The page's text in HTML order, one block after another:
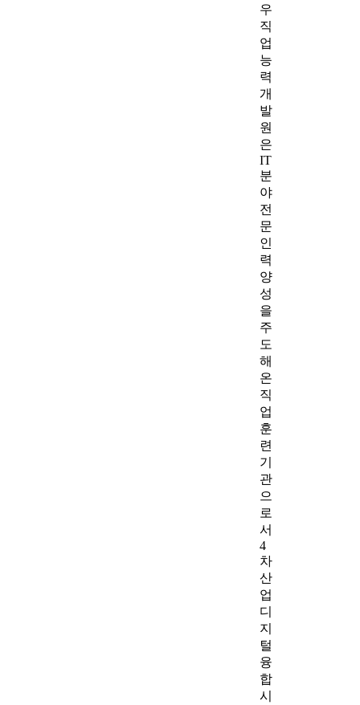
우
직
업
능
력
개
발
원
은
IT
분
야
전
문
인
력
양
성
을
주
도
해
온
직
업
훈
련
기
관
으
로
서
4
차
산
업
디
지
털
융
합
시